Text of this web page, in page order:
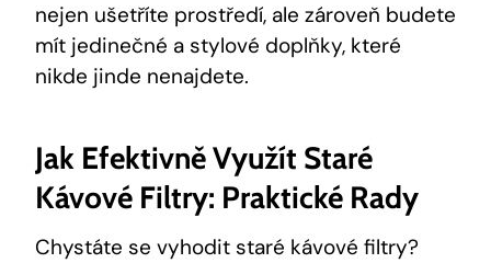
nejen ušetříte prostředí, ale zároveň budete
mít jedinečné a stylové doplňky, které
nikde jinde nenajdete.
Jak Efektivně Využít Staré
Kávové Filtry: Praktické Rady
Chystáte se vyhodit staré kávové filtry?